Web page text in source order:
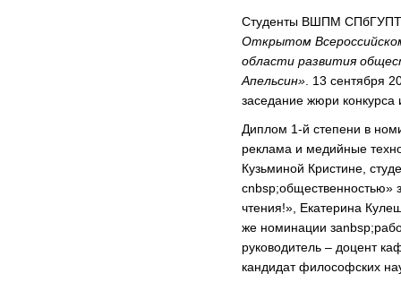
Студенты ВШПМ
Открытом
области развития
Апельсин» . 13 сентября
заседание жюри
Диплом 1-й степени в
реклама и медийные
Кузьминой Кристине,
сnbsp;общественностью»
чтения!», Екатерина
же номинации
руководитель – доцент
кандидат философских